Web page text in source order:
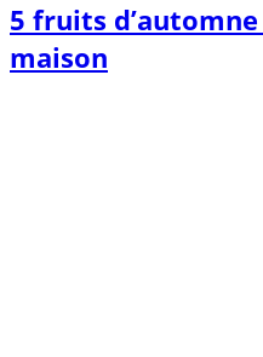
5 fruits
maison